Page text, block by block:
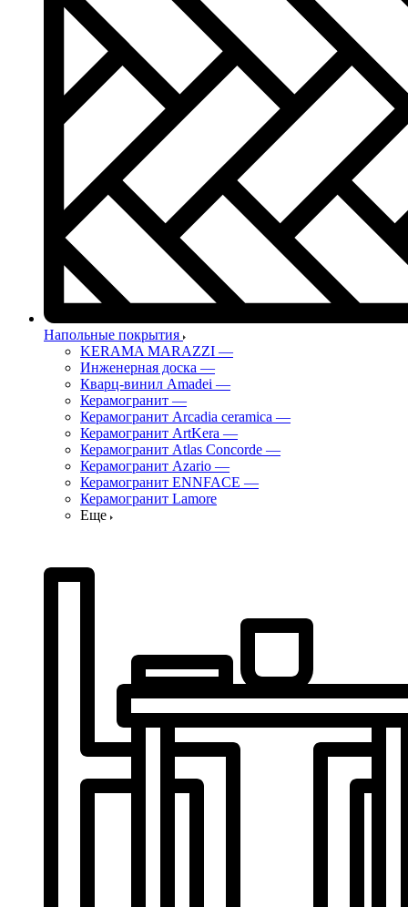
Напольные покрытия
KERAMA MARAZZI —
Инженерная доска —
Кварц-винил Amadei —
Керамогранит —
Керамогранит Arcadia ceramica —
Керамогранит ArtKera —
Керамогранит Atlas Concorde —
Керамогранит Azario —
Керамогранит ENNFACE —
Керамогранит Lamore
Еще